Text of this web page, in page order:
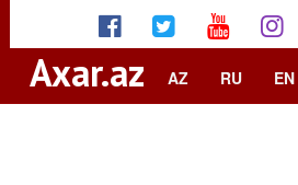
Axar.az AZ RU EN